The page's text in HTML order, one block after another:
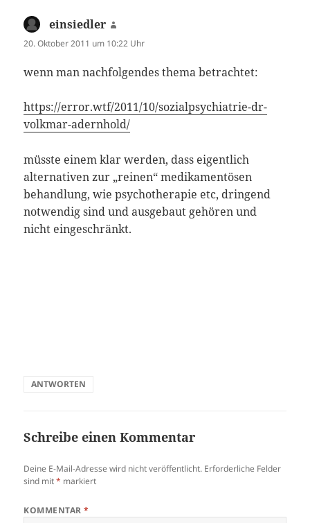
einsiedler
20. Oktober 2011 um 10:22 Uhr
wenn man nachfolgendes thema betrachtet:
https://error.wtf/2011/10/sozialpsychiatrie-dr-
volkmar-adernhold/
müsste einem klar werden, dass eigentlich
alternativen zur „reinen“ medikamentösen
behandlung, wie psychotherapie etc, dringend
notwendig sind und ausgebaut gehören und
nicht eingeschränkt.
ANTWORTEN
Schreibe einen Kommentar
Deine E-Mail-Adresse wird nicht veröffentlicht. Erforderliche Felder
sind mit* markiert
KOMMENTAR*